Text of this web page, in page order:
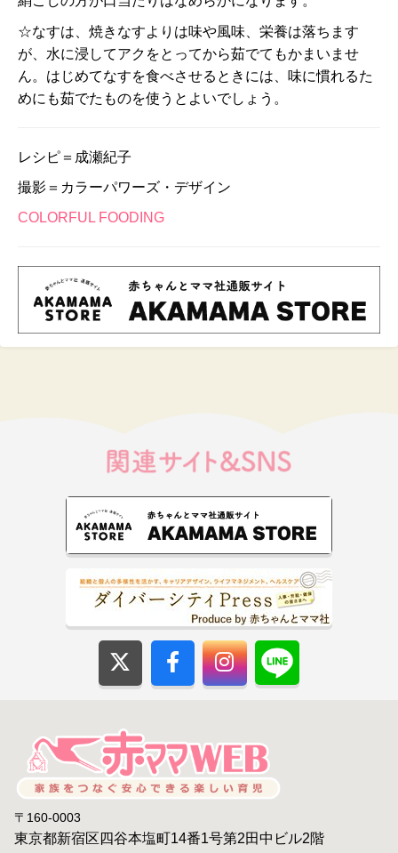
☆なすは、焼きなすよりは味や風味、栄養は落ちます
が、水に浸してアクをとってから茹でてもかまいませ
ん。はじめてなすを食べさせるときには、味に慣れるた
めにも茹でたものを使うとよいでしょう。
レシピ＝成瀬紀子
撮影＝カラーパワーズ・デザイン
COLORFUL FOODING
〒160-0003
東京都新宿区四谷本塩町14番1号第2田中ビル2階